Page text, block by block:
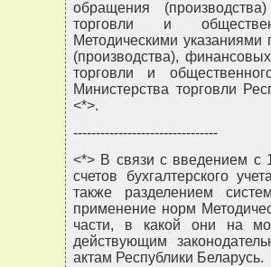
обращения
торговли и
Методическими
(производства),
торговли и
Министерства торговли
<*>.
--------------------------------
<*> В связи с введением с
счетов бухгалтерского
также разделением
применение норм
части, в какой они на
действующим
актам Республики Беларусь.